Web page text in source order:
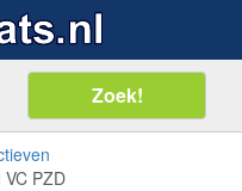
PZD